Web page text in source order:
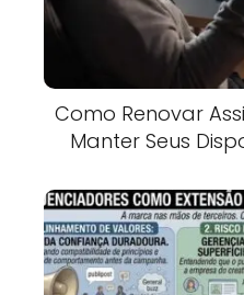
Como Renovar
Manter Seus